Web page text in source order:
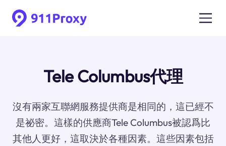
Tele Columbus代理
沒有兩家互聯網服務提供商是相同的，這已經不
是祕密。這樣的供應商Tele Columbus被認爲比
其他人更好，這取決於各種因素。這些因素包括